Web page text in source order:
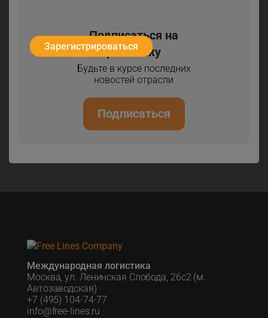
Подписаться на
рассылку
Будьте в курсе последних
новостей отрасли
Подписаться
Международная логистика
Москва, ул. Ленинская Слобода, 26с2 (м.
Автозаводская)
+7 (495) 104-74-77
info@free-lines.ru
Зарегистрироваться